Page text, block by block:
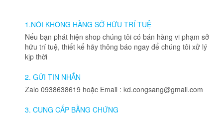
thể.
Các
thể
được
1.NÓI KHÔNG HÀNG SỠ HỮU TRÍ TUỆ
Nếu bạn phát hiện shop chúng tôi có bán hàng vi phạm sở
hữu trí tuệ, thiết kế hãy thông báo ngay để chúng tôi xử lý
kịp thời
2. GỬI TIN NHẮN
Zalo 0938638619 hoặc Email : kd.congsang@gmail.com
3. CUNG CẤP BẰNG CHỨNG